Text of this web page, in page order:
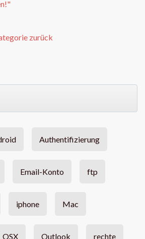
zurück
Authentifizierung
Email-Konto ftp
iphone Mac
OSX Outlook rechte